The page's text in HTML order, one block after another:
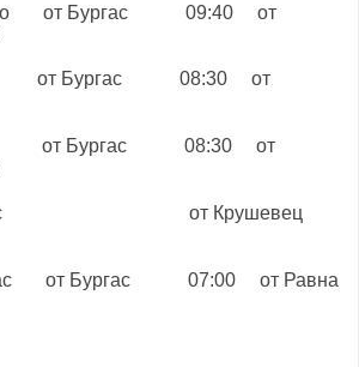
от Бургас 09:40 от
от Бургас 08:30 от
от Бургас 08:30 от
Бургас от Крушевец
от Бургас 07:00 от Равна